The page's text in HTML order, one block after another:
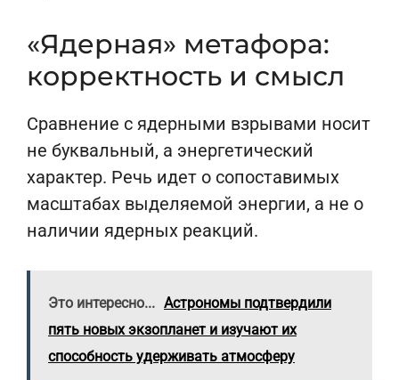
«Ядерная» метафора:
корректность и смысл
Сравнение с ядерными взрывами носит
не буквальный, а энергетический
характер. Речь идет о сопоставимых
масштабах выделяемой энергии, а не о
наличии ядерных реакций.
Это интересно... Астрономы подтвердили
пять новых экзопланет и изучают их
способность удерживать атмосферу